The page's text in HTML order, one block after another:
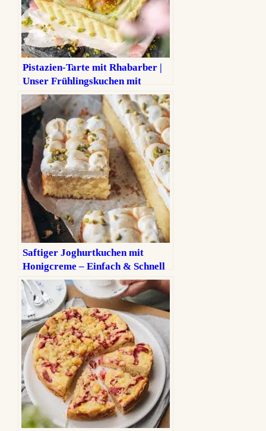
Pistazien-Tarte mit Rhabarber |
Unser Frühlingskuchen mit
Vermouth
Saftiger Joghurtkuchen mit
Honigcreme – Einfach & Schnell
gebacken.